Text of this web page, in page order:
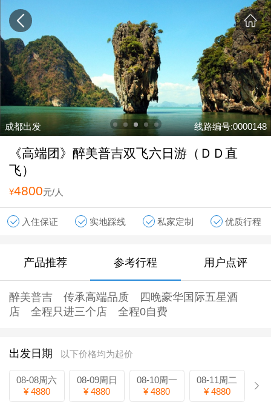
成都出发 线路编号:0000148
《高端团》醉美普吉双飞六日游（ＤＤ直
飞）
¥4800元/人
入住保证 实地踩线 私家定制 优质行程
产品推荐 参考行程 用户点评
醉美普吉 传承高端品质 四晚豪华国际五星酒
店 全程只进三个店 全程0自费
出发日期 以下价格均为起价
08-08周六
¥ 4880
08-09周日
¥ 4880
08-10周一
¥ 4880
08-11周二
¥ 4880